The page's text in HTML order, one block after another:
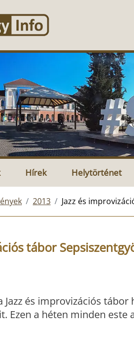
Hírek Helytörténet
2013 Jazz és
tábor
Jazz és improvizációs
Ezen a héten minden